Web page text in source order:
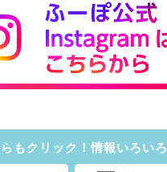
もクリック！情報いろいろ